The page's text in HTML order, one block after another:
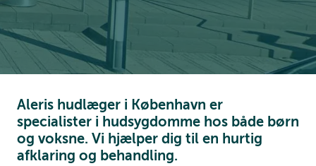
Aleris hudlæger i København er
specialister i hudsygdomme hos både børn
og voksne. Vi hjælper dig til en hurtig
afklaring og behandling.